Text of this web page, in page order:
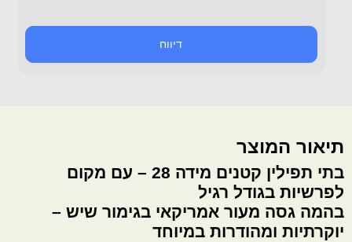
דיווח
תיאור המוצר
בתי תפילין קטנים מידה 28 – עם מקום
לפרשיות בגודל רגיל
בהמה גסה מעור אמריקאי בגימור שיש –
יוקרתיות ומהודרות במיוחד